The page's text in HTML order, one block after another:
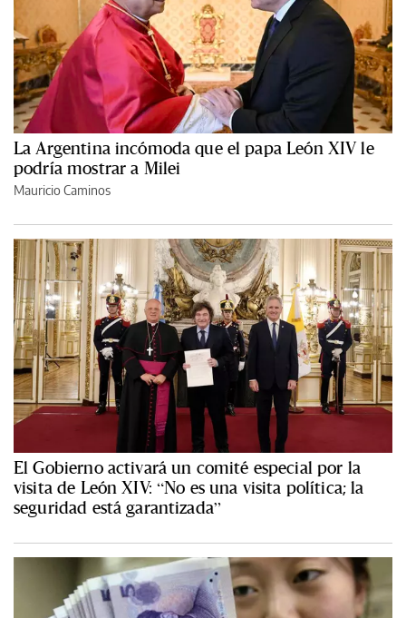
La Argentina incómoda que el papa León XIV le
podría mostrar a Milei
Mauricio Caminos
El Gobierno activará un comité especial por la
visita de León XIV: “No es una visita política; la
seguridad está garantizada”